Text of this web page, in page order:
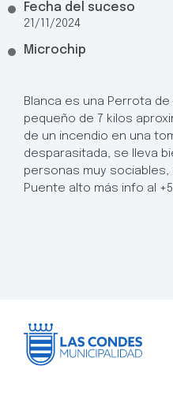
Fecha del suceso
21/11/2024
Microchip
Blanca es una Perrota
pequeño de 7 kilos
de un incendio en una
desparasitada, se lleva
personas muy
Puente alto más info al